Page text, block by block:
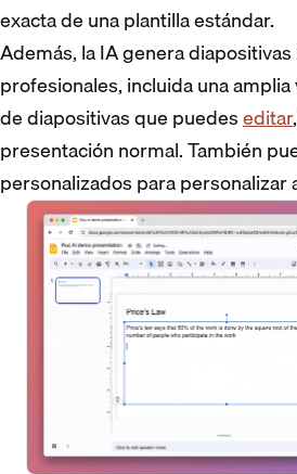
exacta de una plantilla estándar.
Además, la IA genera
profesionales, incluida una
de diapositivas que puedeseditar
presentación normal. También
personalizados para personalizar